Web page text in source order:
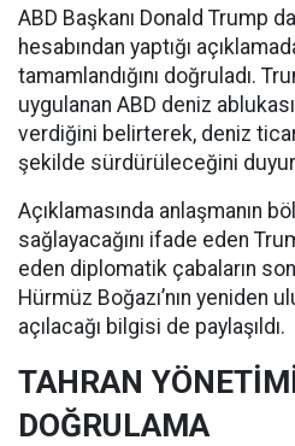
ABD Başkanı Donald Trump
hesabından yaptığı
tamamlandığını doğruladı.
uygulanan ABD deniz
verdiğini belirterek, deniz
şekilde sürdürüleceğini
Açıklamasında anlaşmanın
sağlayacağını ifade eden
eden diplomatik çabaların
Hürmüz Boğazı’nın yeniden
açılacağı bilgisi de paylaşıldı.
TAHRAN
DOĞRULAMA